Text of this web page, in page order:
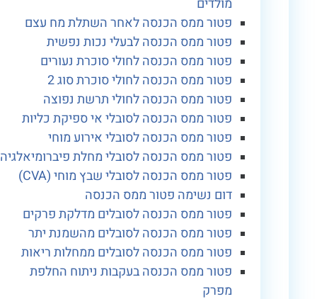
פטור ממס הכנסה לאחר השתלת מח עצם
פטור ממס הכנסה לבעלי נכות נפשית
פטור ממס הכנסה לחולי סוכרת נעורים
פטור ממס הכנסה לחולי סוכרת סוג 2
פטור ממס הכנסה לחולי תרשת נפוצה
פטור ממס הכנסה לסובלי אי ספיקת כליות
פטור ממס הכנסה לסובלי אירוע מוחי
פטור ממס הכנסה לסובלי מחלת פיברומיאלגיה
פטור ממס הכנסה לסובלי שבץ מוחי (CVA)
דום נשימה פטור ממס הכנסה
פטור ממס הכנסה לסובלים מדלקת פרקים
פטור ממס הכנסה לסובלים מהשמנת יתר
פטור ממס הכנסה לסובלים ממחלות ריאות
פטור ממס הכנסה בעקבות ניתוח החלפת